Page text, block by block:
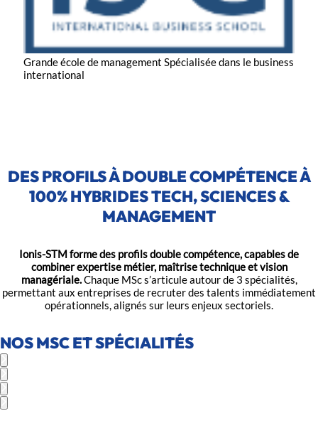
Grande école de management Spécialisée dans le business
international
DES PROFILS À DOUBLE COMPÉTENCE À
100% HYBRIDES TECH, SCIENCES &
MANAGEMENT
Ionis-STM forme des profils double compétence, capables de
combiner expertise métier, maîtrise technique et vision
managériale.Chaque MSc s’articule autour de 3 spécialités,
permettant aux entreprises de recruter des talents immédiatement
opérationnels, alignés sur leurs enjeux sectoriels.
NOS MSC ET SPÉCIALITÉS